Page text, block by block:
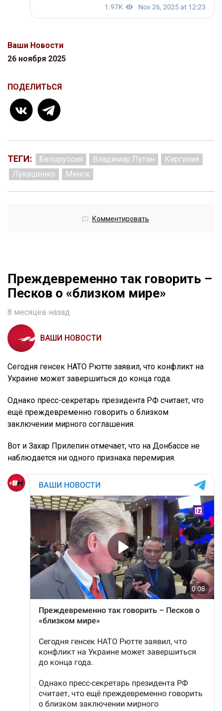
Ваши Новости
26 ноября 2025
ПОДЕЛИТЬСЯ
ТЕГИ: Белоруссия Владимир Путин
Киргизия
Лукашенко
Минск
Комментировать
Преждевременно так говорить –
Песков о «близком мире»
8 месяцев назад
ВАШИ НОВОСТИ
Сегодня генсек НАТО Рютте заявил, что конфликт на
Украине может завершиться до конца года.
Однако пресс-секретарь президента РФ считает, что
ещё преждевременно говорить о близком
заключении мирного соглашения.
Вот и Захар Прилепин отмечает, что на Донбассе не
наблюдается ни одного признака перемирия.